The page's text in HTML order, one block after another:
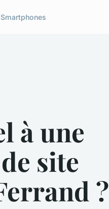
Smartphones
à une
site
?